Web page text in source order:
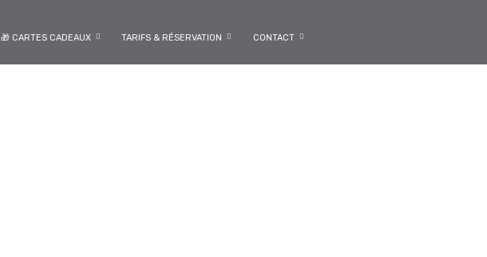
🎁 CARTES CADEAUX TARIFS & RÉSERVATION CONTACT